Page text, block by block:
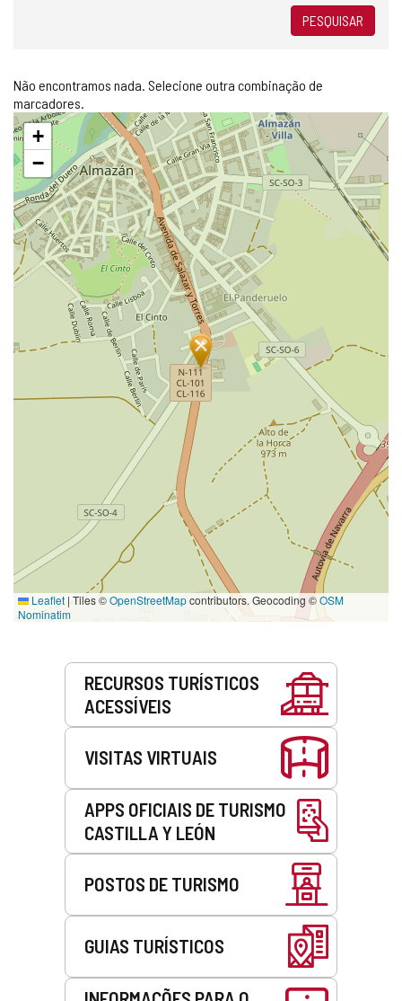
PESQUISAR
Não encontramos nada. Selecione outra combinação de
marcadores.
Pular
mapa
+
−
Leaflet |Tiles ©OpenStreetMapcontributors. Geocoding ©OSM
Nominatim
RECURSOS TURÍSTICOS
ACESSÍVEIS
VISITAS VIRTUAIS
APPS OFICIAIS DE TURISMO
CASTILLA Y LEÓN
POSTOS DE TURISMO
GUIAS TURÍSTICOS